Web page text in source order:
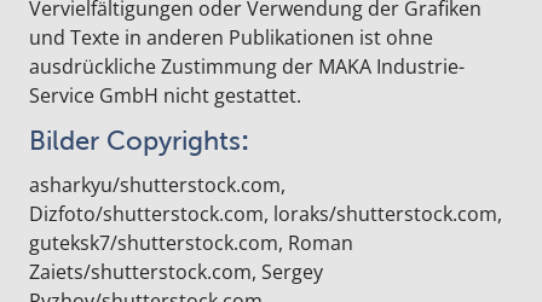
Vervielfältigungen oder Verwendung der Grafiken
und Texte in anderen Publikationen ist ohne
ausdrückliche Zustimmung der MAKA Industrie-
Service GmbH nicht gestattet.
Bilder Copyrights:
asharkyu/shutterstock.com,
Dizfoto/shutterstock.com, loraks/shutterstock.com,
guteksk7/shutterstock.com, Roman
Zaiets/shutterstock.com, Sergey